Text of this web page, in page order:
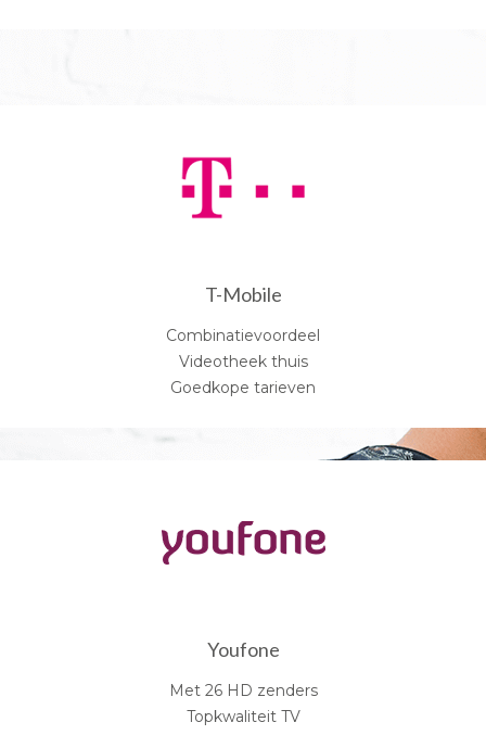
T-Mobile
Combinatievoordeel
Videotheek thuis
Goedkope tarieven
Youfone
Met 26 HD zenders
Topkwaliteit TV